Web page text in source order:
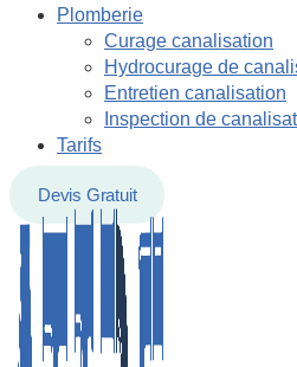
Plomberie
Curage canalisation
Hydrocurage de
Entretien canalisation
Inspection de
Tarifs
Devis Gratuit